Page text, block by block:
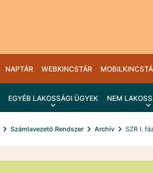
NAPTÁR WEBKINCSTÁR
EGYÉB LAKOSSÁGI ÜGYEK NEM
Számlavezető Rendszer Archív SZR I.